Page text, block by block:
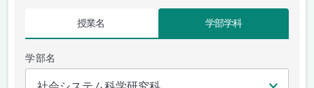
授業名 学部学科
学部名